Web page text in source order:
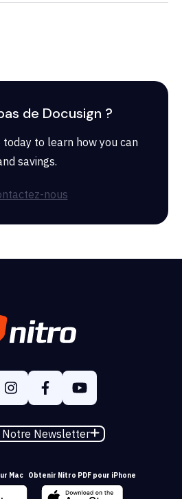
de Docusign ?
to learn how you can
savings.
nous
Notre Newsletter
Mac Obtenir Nitro PDF pour iPhone